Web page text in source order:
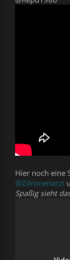
Hier noch eine
@Zitronenarzt
Spaßig sieht